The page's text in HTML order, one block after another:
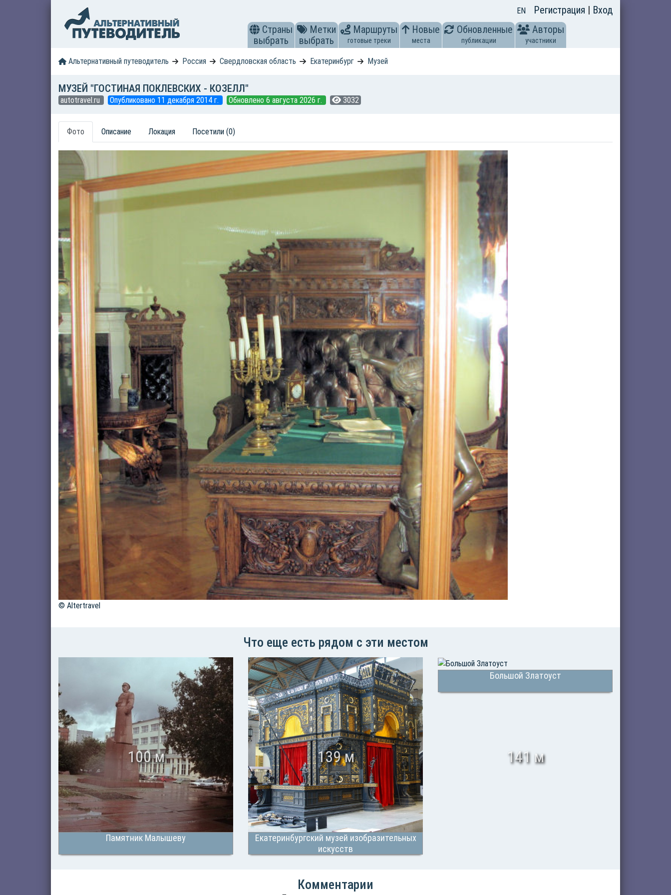
EN Регистрация | Вход
Страны
выбрать
Метки
выбрать
Маршруты
готовые треки
Новые
места
Обновленные
публикации
Авторы
участники
Альтернативный путеводитель Россия Свердловская область Екатеринбург Музей
МУЗЕЙ "ГОСТИНАЯ ПОКЛЕВСКИХ - КОЗЕЛЛ"
autotravel.ru Опубликовано 11 декабря 2014 г. Обновлено 6 августа 2026 г. 3032
Фото Описание Локация Посетили (0)
© Altertravel
Что еще есть рядом с эти местом
Памятник Малышеву
100 м
Екатеринбургский музей изобразительных
искусств
139 м
Большой Златоуст
141 м
Комментарии